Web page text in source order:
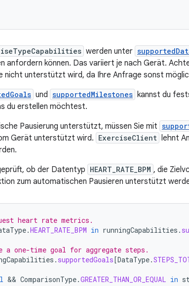
werden unter
anfordern können. Das variiert je nach Gerät.
nicht unterstützt wird, da Ihre Anfrage sonst
und supportedMilestones kannst du
du erstellen möchtest.
Pausierung unterstützt, müssen Sie mit
Gerät unterstützt wird. ExerciseClient lehnt
ob der Datentyp HEART_RATE_BPM , die
zum automatischen Pausieren unterstützt
heart rate metrics.
.HEART_RATE_BPM in runningCapabilities .
a one-time goal for aggregate steps.
. supportedGoals[DataType.
&& ComparisonType.GREATER_THAN_OR_EQUAL in